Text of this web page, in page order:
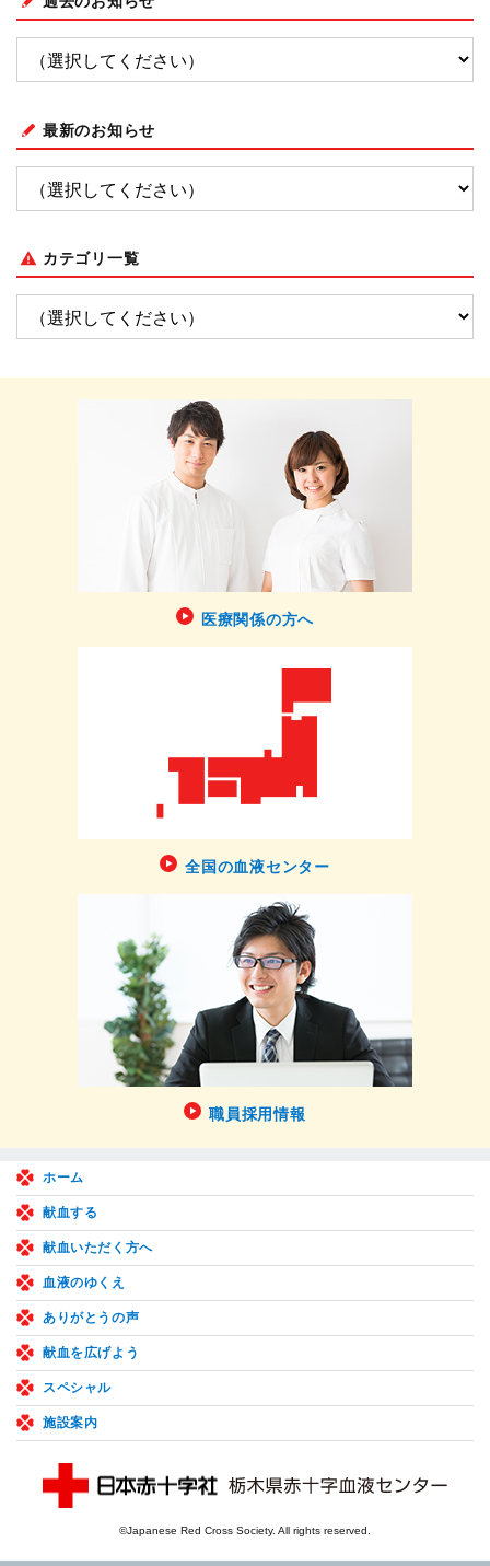
最新のお知らせ
カテゴリ一覧
医療関係の方へ
全国の血液センター
職員採用情報
ホーム
献血する
献血いただく方へ
血液のゆくえ
ありがとうの声
献血を広げよう
スペシャル
施設案内
©Japanese Red Cross Society. All rights reserved.